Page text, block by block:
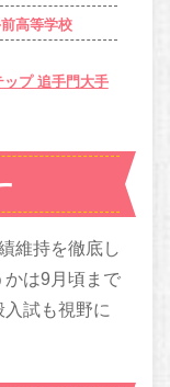
高等学校
プ 追手門大手
維持を徹底し
かは9月頃まで
試も視野に